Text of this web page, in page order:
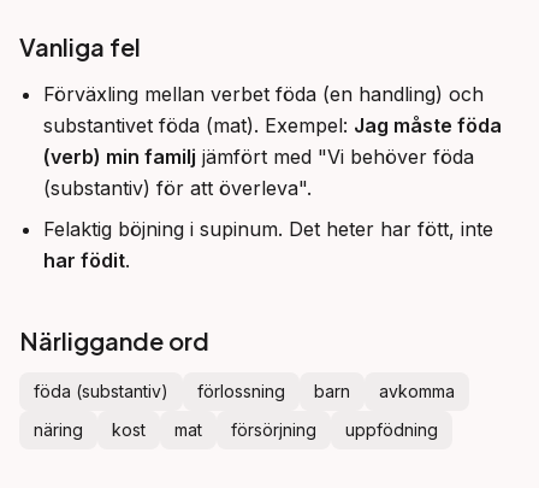
Vanliga fel
Förväxling mellan verbet föda (en handling) och
substantivet föda (mat). Exempel: Jag måste föda
(verb) min familj jämfört med "Vi behöver föda
(substantiv) för att överleva".
Felaktig böjning i supinum. Det heter har fött, inte
har födit.
Närliggande ord
föda (substantiv) förlossning barn
avkomma
näring
kost mat försörjning uppfödning